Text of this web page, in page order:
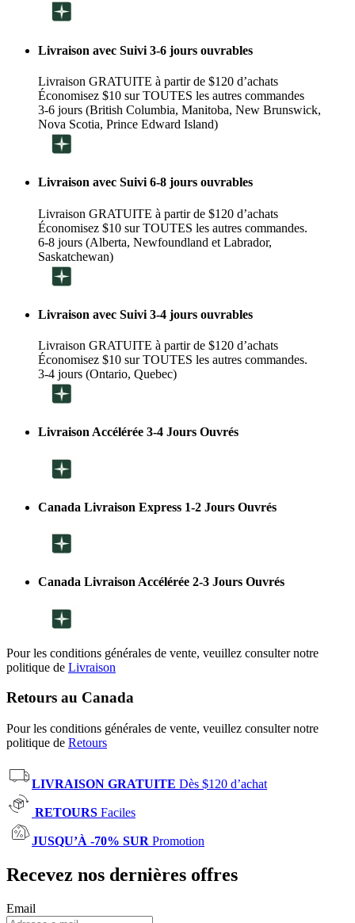
Livraison avec Suivi 3-6 jours ouvrables
Livraison GRATUITE à partir de $120 d’achats
Économisez $10 sur TOUTES les autres commandes
3-6 jours (British Columbia, Manitoba, New Brunswick,
Nova Scotia, Prince Edward Island)
Livraison avec Suivi 6-8 jours ouvrables
Livraison GRATUITE à partir de $120 d’achats
Économisez $10 sur TOUTES les autres commandes.
6-8 jours (Alberta, Newfoundland et Labrador,
Saskatchewan)
Livraison avec Suivi 3-4 jours ouvrables
Livraison GRATUITE à partir de $120 d’achats
Économisez $10 sur TOUTES les autres commandes.
3-4 jours (Ontario, Quebec)
Livraison Accélérée 3-4 Jours Ouvrés
Canada Livraison Express 1-2 Jours Ouvrés
Canada Livraison Accélérée 2-3 Jours Ouvrés
Pour les conditions générales de vente, veuillez consulter notre
politique de Livraison
Retours au Canada
Pour les conditions générales de vente, veuillez consulter notre
politique de Retours
LIVRAISON GRATUITE Dès $120 d’achat
RETOURS Faciles
JUSQU’À -70% SUR Promotion
Recevez nos dernières offres
Email